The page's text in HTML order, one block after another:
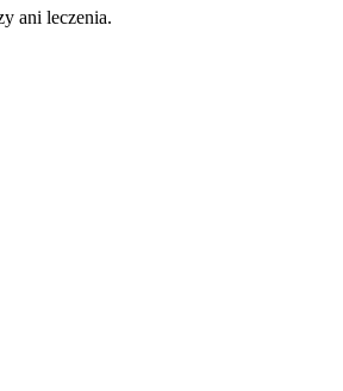
ani leczenia.